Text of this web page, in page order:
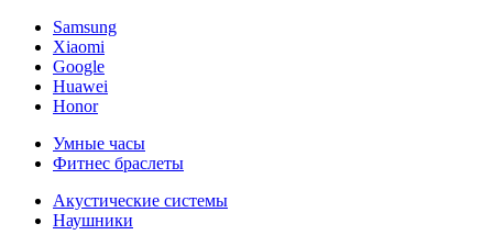
Samsung
Xiaomi
Google
Huawei
Honor
Умные часы
Фитнес браслеты
Акустические системы
Наушники